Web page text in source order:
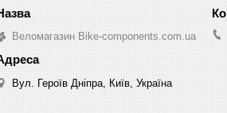
Веломагазин Bike-components.com.ua
Вул. Героїв Дніпра, Київ, Україна